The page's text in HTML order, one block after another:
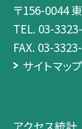
〒156-0044
TEL. 03-
FAX. 03-
サイトマップ
アクセス統計